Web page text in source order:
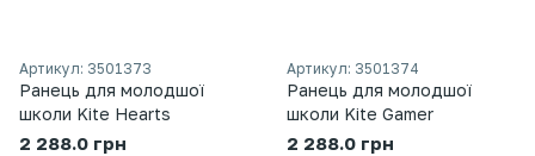
Артикул: 3501373
Ранець для молодшої
школи Kite Hearts
2 288.0 грн
Артикул: 3501374
Ранець для молодшої
школи Kite Gamer
2 288.0 грн